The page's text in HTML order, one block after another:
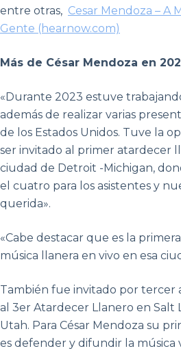
entre otras, Cesar Mendoza – A
Gente (hearnow.com)
Más de César Mendoza en
«Durante 2023 estuve
además de realizar varias
de los Estados Unidos. Tuve la
ser invitado al primer atardecer
ciudad de Detroit -Michigan,
el cuatro para los asistentes y
querida».
«Cabe destacar que es la
música llanera en vivo en esa
También fue invitado por tercer
al 3er Atardecer Llanero en Salt
Utah. Para César Mendoza su
es defender y difundir la música